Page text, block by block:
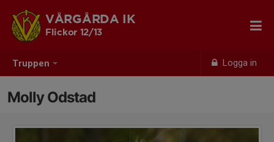
Truppen Logga in
VÅRGÅRDA IK
Flickor 12/13
Molly Odstad